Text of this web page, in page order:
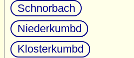
Schnorbach
Niederkumbd
Klosterkumbd